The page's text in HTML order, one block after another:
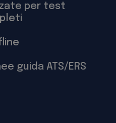
per test
guida ATS/ERS